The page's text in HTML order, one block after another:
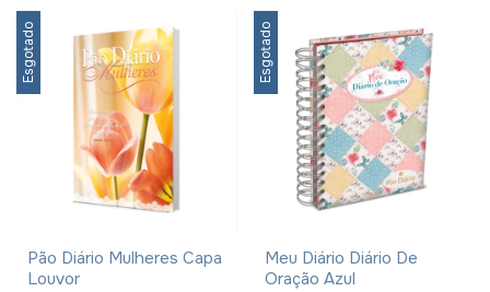
Esgotado
Pão Diário Mulheres Capa
Louvor
Esgotado
Meu Diário Diário De
Oração Azul